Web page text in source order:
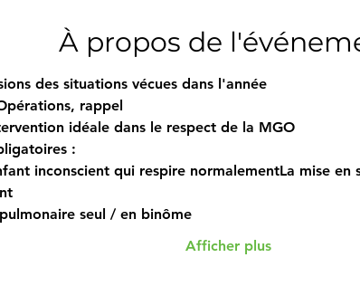
À propos de
des situations vécues dans l'année
rappel
idéale dans le respect de la MGO
:
inconscient qui respire normalementLa mise
seul / en binôme
Afficher plus